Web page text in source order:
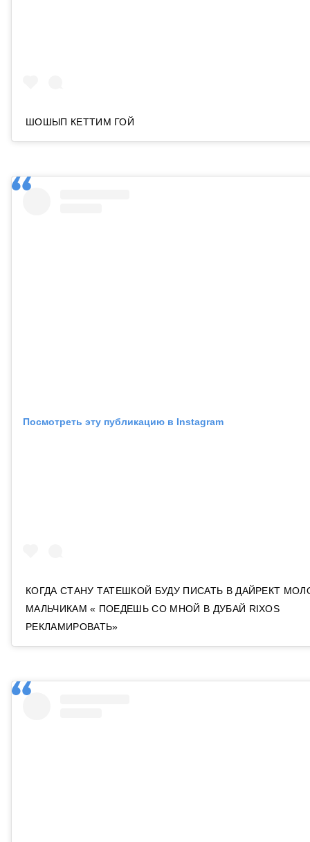
ШОШЫП КЕТТИМ ГОЙ
Посмотреть эту публикацию в Instagram
КОГДА СТАНУ ТАТЕШКОЙ БУДУ ПИСАТЬ В ДАЙРЕКТ
МАЛЬЧИКАМ « ПОЕДЕШЬ СО МНОЙ В ДУБАЙ RIXOS
РЕКЛАМИРОВАТЬ»